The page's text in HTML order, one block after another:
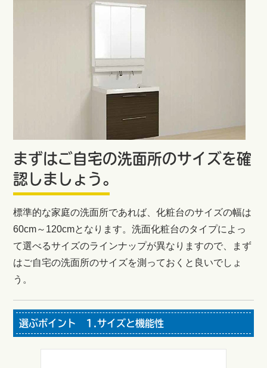
まずはご自宅の洗面所のサイズを確
認しましょう。
標準的な家庭の洗面所であれば、化粧台のサイズの幅は
60cm～120cmとなります。洗面化粧台のタイプによっ
て選べるサイズのラインナップが異なりますので、まず
はご自宅の洗面所のサイズを測っておくと良いでしょ
う。
選ぶポイント 1.サイズと機能性